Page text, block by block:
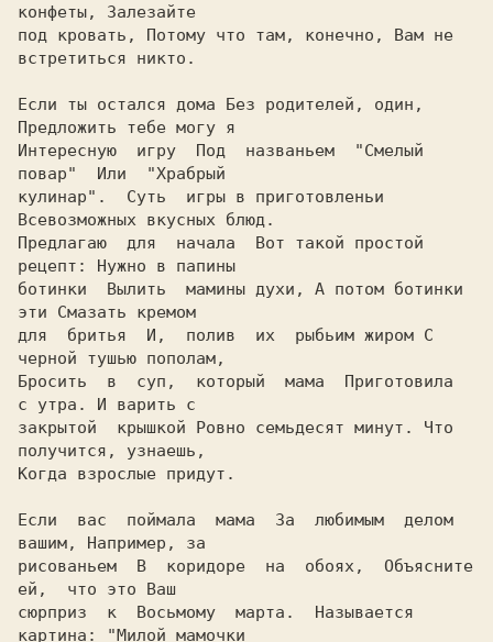
конфеты, Залезайте
под кровать, Потому что там, конечно, Вам не
встретиться никто.
Если ты остался дома Без родителей, один,
Предложить тебе могу я
Интересную  игру  Под  названьем
  "Смелый
повар"
Или
"Храбрый
кулинар".
Суть  игры в приготовленьи
Всевозможных вкусных блюд.
Предлагаю  для  начала  Вот такой простой
рецепт: Hужно в папины
ботинки  Вылить  мамины духи, А потом ботинки
эти Смазать кремом
для  бритья  И,  полив  их  рыбьим жиром С
черной тушью пополам,
Бросить  в  суп,  который  мама  Приготовила
с утра. И варить с
закрытой  крышкой Ровно семьдесят минут. Что
получится, узнаешь,
Когда взрослые придут.
Если  вас  поймала  мама  За  любимым  делом
вашим, Hапример, за
рисованьем  В  коридоре  на  обоях,  Объясните
ей,  что это Ваш
сюрприз  к  Восьмому  марта.  Hазывается
картина:
"Милой мамочки